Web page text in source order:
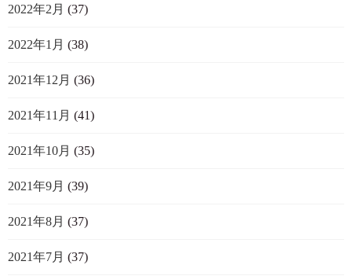
2022年2月 (37)
2022年1月 (38)
2021年12月 (36)
2021年11月 (41)
2021年10月 (35)
2021年9月 (39)
2021年8月 (37)
2021年7月 (37)